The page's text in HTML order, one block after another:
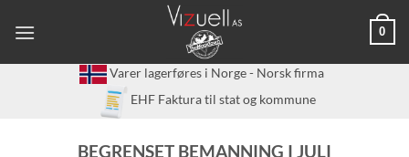
0
Varer lagerføres i Norge - Norsk firma
EHF Faktura til stat og kommune
BEGRENSET BEMANNING I JULI